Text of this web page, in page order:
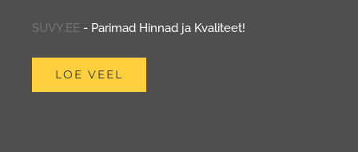
SUVY.EE - Parimad Hinnad ja Kvaliteet!
LOE VEEL